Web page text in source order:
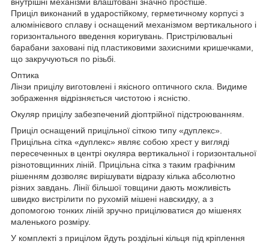
внутрішні механізми влаштовані значно простіше.
Приціл виконаний в ударостійкому, герметичному корпусі з
алюмінієвого сплаву і оснащений механізмом вертикального і
горизонтального введення коригувань. Пристрілювальні
барабани заховані під пластиковими захисними кришечками,
що закручуються по різьбі.
Оптика
Лінзи прицілу виготовлені і якісного оптичного скла. Видиме
зображення відрізняється чистотою і ясністю.
Окуляр прицілу забезпечений діоптрійної підстроюванням.
Приціл оснащений прицільної сіткою типу «дуплекс».
Прицільна сітка «дуплекс» являє собою хрест у вигляді
пересеченных в центрі окуляра вертикальної і горизонтальної
різнотовщинних ліній. Прицільна сітка з таким графічним
рішенням дозволяє вирішувати відразу кілька абсолютно
різних завдань. Лінії більшої товщини дають можливість
швидко вистрілити по рухомій мішені навскидку, а з
допомогою тонких ліній зручно прицілюватися до мішенях
маленького розміру.
У комплекті з прицілом йдуть роздільні кільця під кріплення